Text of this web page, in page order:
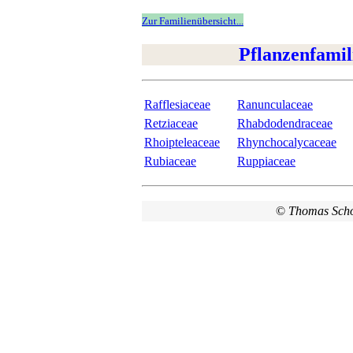
Zur Familienübersicht...
Rafflesiaceae
Ranunculaceae
Retziaceae
Rhabdodendraceae
Rhoipteleaceae
Rhynchocalycaceae
Rubiaceae
Ruppiaceae
© Thomas